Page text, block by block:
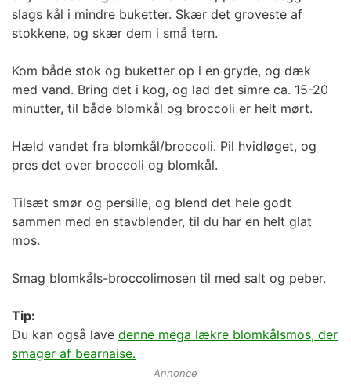
slags kål i mindre buketter. Skær det groveste af
stokkene, og skær dem i små tern.
Kom både stok og buketter op i en gryde, og dæk
med vand. Bring det i kog, og lad det simre ca. 15-20
minutter, til både blomkål og broccoli er helt mørt.
Hæld vandet fra blomkål/broccoli. Pil hvidløget, og
pres det over broccoli og blomkål.
Tilsæt smør og persille, og blend det hele godt
sammen med en stavblender, til du har en helt glat
mos.
Smag blomkåls-broccolimosen til med salt og peber.
Tip:
Du kan også lave denne mega lækre blomkålsmos, der
smager af bearnaise.
Annonce